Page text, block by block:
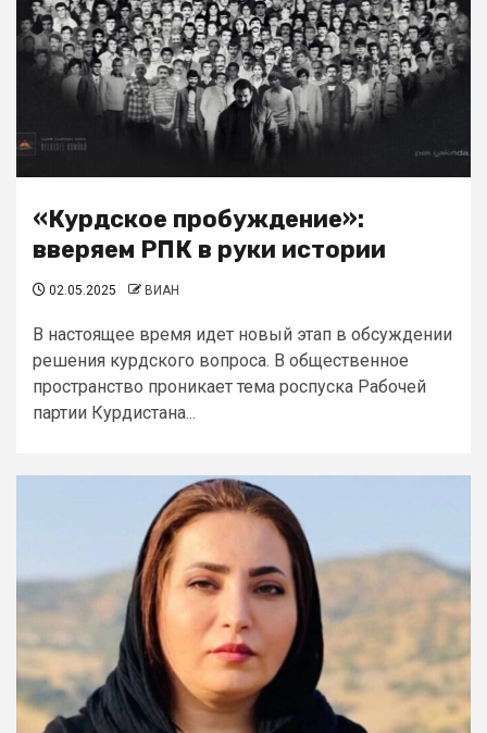
«Курдское пробуждение»:
вверяем РПК в руки истории
02.05.2025 ВИАН
В настоящее время идет новый этап в обсуждении
решения курдского вопроса. В общественное
пространство проникает тема роспуска Рабочей
партии Курдистана...